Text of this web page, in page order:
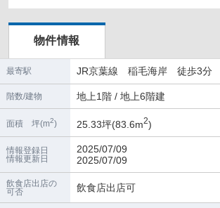
蘇我駅の店舗物件・貸店舗・テナント一覧
海浜幕張駅の店舗物件・貸店舗・テナント一覧
物件情報
最寄駅 JR京葉線 稲毛海岸 徒歩3分
階数/建物 地上1階 / 地上6階建
面積 坪(m2) 25.33坪(83.6m2)
情報登録日
情報更新日
2025/07/09
2025/07/09
飲食店出店の
可否
飲食店出店可